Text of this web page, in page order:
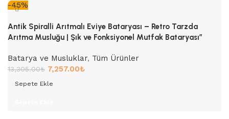
-45%
Antik Spiralli Arıtmalı Eviye Bataryası – Retro Tarzda
Arıtma Musluğu | Şık ve Fonksiyonel Mutfak Bataryası”
Batarya ve Musluklar, Tüm Ürünler
13,305.00₺ 7,257.00₺
Sepete Ekle